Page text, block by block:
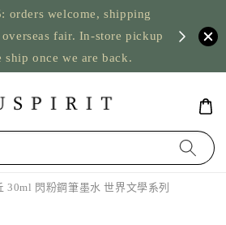
orders welcome, shipping
fair. In-store pickup
ship once we are back.
US
30ml 閃粉鋼筆墨水 世界文學系列